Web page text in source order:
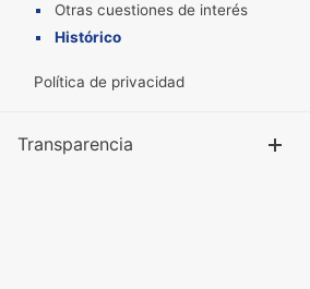
Otras cuestiones de interés
Histórico
Política de privacidad
Transparencia